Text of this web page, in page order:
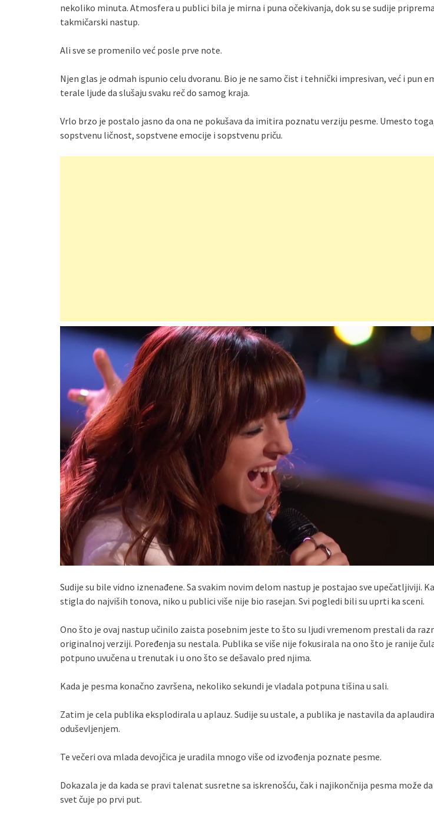
nekoliko minuta. Atmosfera u publici bila je mirna i puna očekivanja, dok su se sudije
takmičarski nastup.
Ali sve se promenilo već posle prve note.
Njen glas je odmah ispunio celu dvoranu. Bio je ne samo čist i tehnički impresivan, već i pun
terale ljude da slušaju svaku reč do samog kraja.
Vrlo brzo je postalo jasno da ona ne pokušava da imitira poznatu verziju pesme. Umesto
sopstvenu ličnost, sopstvene emocije i sopstvenu priču.
Sudije su bile vidno iznenađene. Sa svakim novim delom nastup je postajao sve upečatljiviji.
stigla do najviših tonova, niko u publici više nije bio rasejan. Svi pogledi bili su uprti ka sceni.
Ono što je ovaj nastup učinilo zaista posebnim jeste to što su ljudi vremenom prestali da
originalnoj verziji. Poređenja su nestala. Publika se više nije fokusirala na ono što je ranije
potpuno uvučena u trenutak i u ono što se dešavalo pred njima.
Kada je pesma konačno završena, nekoliko sekundi je vladala potpuna tišina u sali.
Zatim je cela publika eksplodirala u aplauz. Sudije su ustale, a publika je nastavila da
oduševljenjem.
Te večeri ova mlada devojčica je uradila mnogo više od izvođenja poznate pesme.
Dokazala je da kada se pravi talenat susretne sa iskrenošću, čak i najikončnija pesma može da
svet čuje po prvi put.